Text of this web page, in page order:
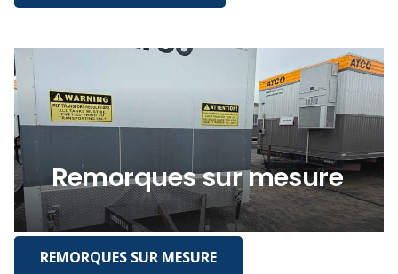
Remorques sur mesure
REMORQUES SUR MESURE